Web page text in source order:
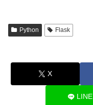
Python Flask
X
LINE